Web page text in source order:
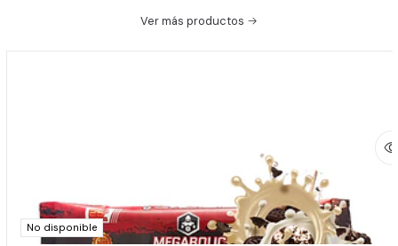
Ver más productos
No disponible